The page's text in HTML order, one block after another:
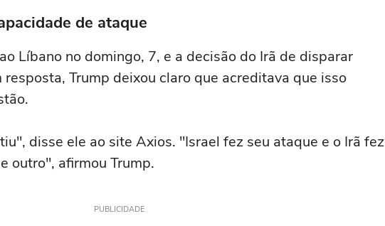
de ataque
Líbano no domingo, 7, e a decisão do Irã de disparar
Trump deixou claro que acreditava que isso
disse ele ao site Axios. "Israel fez seu ataque e o Irã fez
outro", afirmou Trump.
PUBLICIDADE